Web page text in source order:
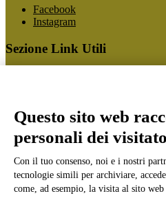
Facebook
Instagram
Sezione Link Utili
Ufficio Relazioni con il
Dichiarazione di accessibilità
Obiettivi di accessibilità
Gestione consensi cookie
Amministrazione trasparente
Questo sito web
personali dei
Con il tuo consenso, noi e i nostri
tecnologie simili per archiviare,
come, ad esempio, la visita al sito